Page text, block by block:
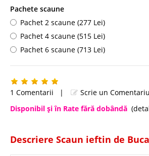
Pachete scaune
Pachet 2 scaune (277 Lei)
Pachet 4 scaune (515 Lei)
Pachet 6 scaune (713 Lei)
1 Comentarii |
Scrie un Comentariu
Disponibil şi în Rate fără dobândă
Descriere Scaun ieftin de